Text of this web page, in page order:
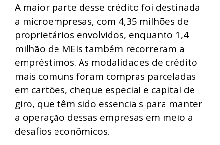
A maior parte desse crédito foi destinada
a microempresas, com 4,35 milhões de
proprietários envolvidos, enquanto 1,4
milhão de MEIs também recorreram a
empréstimos. As modalidades de crédito
mais comuns foram compras parceladas
em cartões, cheque especial e capital de
giro, que têm sido essenciais para manter
a operação dessas empresas em meio a
desafios econômicos.